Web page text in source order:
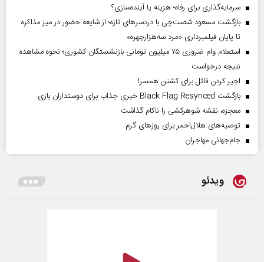
سرمایه‌گذاری برای رفاه؛ هزینه یا آینده‌سازی؟
بازگشت مسعود شصت‌چی با دردسر‌های تازه؛ از شایعه حضور در میز مذاکره
تا پایان فیلمبرداری «مرد سه‌هزارچهره»
استعلام وام ضروری ۷۵ میلیون تومانی بازنشستگان کشوری؛ نحوه مشاهده
نتیجه درخواست
اجیر کردن قاتل برای کشتن همسر!
بازگشت Black Flag Resynced خبری جذاب برای دوستداران بازی
معجزه، نقشه شوهرکشی را ناکام گذاشت
توصیه‌های هلال‌احمر برای روز‌های گرم
جام‌جهانی مهاجران
ویدئو